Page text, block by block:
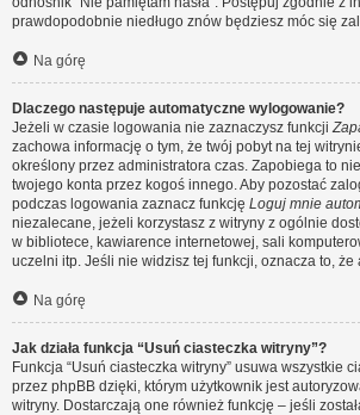
prawdopodobnie niedługo znów będziesz móc się
Na górę
Dlaczego następuje automatyczne wylogowanie?
Jeżeli w czasie logowania nie zaznaczysz funkcji
zachowa informację o tym, że twój pobyt na tej
określony przez administratora czas. Zapobiega to
twojego konta przez kogoś innego. Aby pozostać
podczas logowania zaznacz funkcję Loguj mnie
niezalecane, jeżeli korzystasz z witryny z ogólnie
w bibliotece, kawiarence internetowej, sali
uczelni itp. Jeśli nie widzisz tej funkcji, oznacza to, że
Na górę
Jak działa funkcja “Usuń ciasteczka witryny”?
Funkcja “Usuń ciasteczka witryny” usuwa wszystkie
przez phpBB dzięki, którym użytkownik jest
witryny. Dostarczają one również funkcję – jeśli